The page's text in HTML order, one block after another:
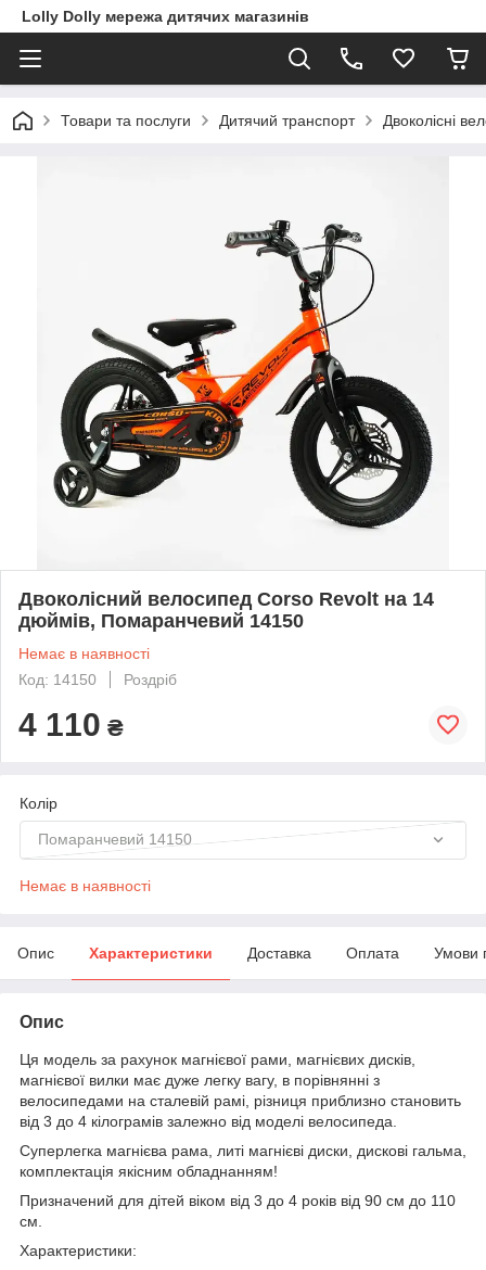
Lolly Dolly мережа дитячих магазинів
Товари та послуги Дитячий транспорт Двоколісні
Двоколісний велосипед Corso Revolt на 14
дюймів, Помаранчевий 14150
Немає в наявності
Код: 14150
Роздріб
4 110 ₴
Колір
Помаранчевий 14150
Немає в наявності
Опис Характеристики Доставка Оплата Умови
Опис
Ця модель за рахунок магнієвої рами, магнієвих дисків,
магнієвої вилки має дуже легку вагу, в порівнянні з
велосипедами на сталевій рамі, різниця приблизно становить
від 3 до 4 кілограмів залежно від моделі велосипеда.
Суперлегка магнієва рама, литі магнієві диски, дискові гальма,
комплектація якісним обладнанням!
Призначений для дітей віком від 3 до 4 років від 90 см до 110
см.
Характеристики: